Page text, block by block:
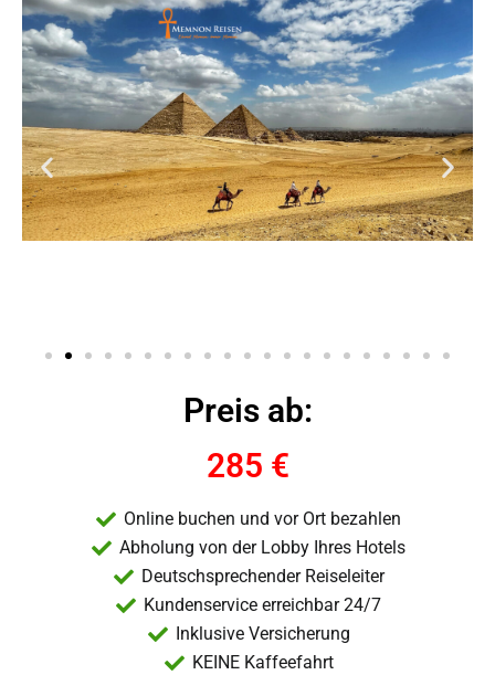
Preis ab:
285 €
Online buchen und vor Ort bezahlen
Abholung von der Lobby Ihres Hotels
Deutschsprechender Reiseleiter
Kundenservice erreichbar 24/7
Inklusive Versicherung
KEINE Kaffeefahrt